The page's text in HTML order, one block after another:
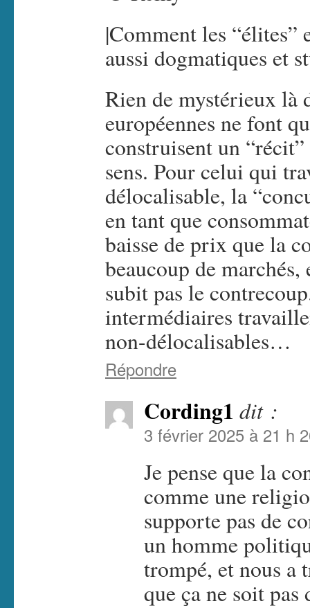
|Comment les “élites”
aussi dogmatiques et
Rien de mystérieux là
européennes ne font
construisent un
sens. Pour celui qui
délocalisable, la
en tant que
baisse de prix que la
beaucoup de
subit pas le
intermédiaires
non-délocalisables…
Répondre
Cording1 dit :
3 février 2025 à 21 h
Je pense que la
comme une
supporte pas de
un homme
trompé, et nous a
que ça ne soit